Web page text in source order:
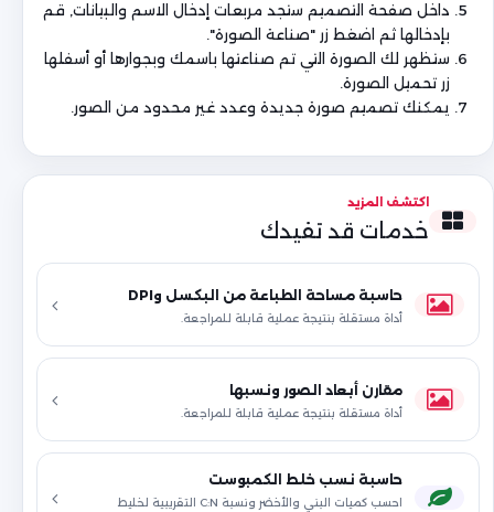
داخل صفحة التصميم ستجد مربعات إدخال الاسم والبيانات, قم
بإدخالها ثم اضغط زر "صناعة الصورة".
ستظهر لك الصورة التي تم صناعتها باسمك وبجوارها أو أسفلها
زر تحميل الصورة.
يمكنك تصميم صورة جديدة وعدد غير محدود من الصور.
اكتشف المزيد
خدمات قد تفيدك
حاسبة مساحة الطباعة من البكسل وDPI
أداة مستقلة بنتيجة عملية قابلة للمراجعة.
مقارن أبعاد الصور ونسبها
أداة مستقلة بنتيجة عملية قابلة للمراجعة.
حاسبة نسب خلط الكمبوست
احسب كميات البني والأخضر ونسبة C:N التقريبية لخليط